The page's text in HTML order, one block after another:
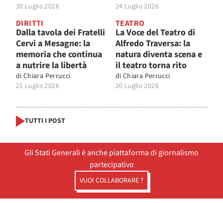
30 Luglio 2026
24 Luglio 2026
DIRITTI
Dalla tavola dei Fratelli
Cervi a Mesagne: la
memoria che continua
a nutrire la libertà
di Chiara Perrucci
21 Luglio 2026
TEATRO
La Voce del Teatro di
Alfredo Traversa: la
natura diventa scena e
il teatro torna rito
di Chiara Perrucci
20 Luglio 2026
TUTTI I POST
Gli Stati Generali è anche piattaforma di giornalismo
partecipativo
VUOI COLLABORARE ?